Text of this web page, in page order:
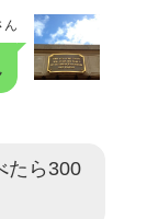
ん
たら300